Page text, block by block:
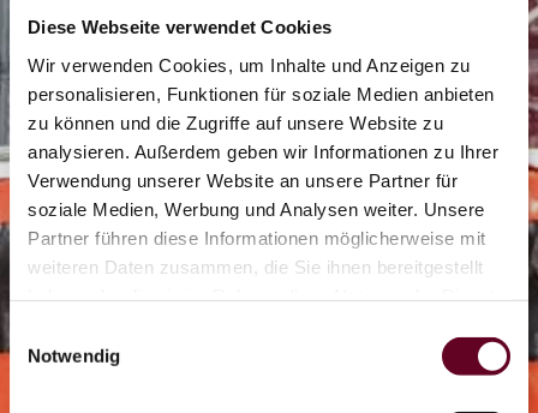
Diese Webseite verwendet Cookies
Wir verwenden Cookies, um Inhalte und Anzeigen zu
personalisieren, Funktionen für soziale Medien anbieten
zu können und die Zugriffe auf unsere Website zu
analysieren. Außerdem geben wir Informationen zu Ihrer
Verwendung unserer Website an unsere Partner für
soziale Medien, Werbung und Analysen weiter. Unsere
Partner führen diese Informationen möglicherweise mit
weiteren Daten zusammen, die Sie ihnen bereitgestellt
Einwilligungsauswahl
Notwendig
Flyline
OTHAL
Coaster